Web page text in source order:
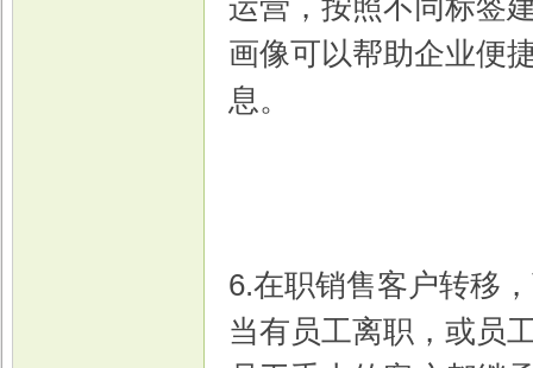
运营，按照不同标签
画像可以帮助企业便
息。
6.在职销售客户转移
当有员工离职，或员